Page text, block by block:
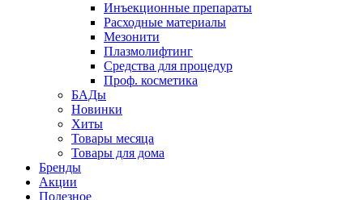
Инъекционные препараты
Расходные материалы
Мезонити
Плазмолифтинг
Средства для процедур
Проф. косметика
БАДы
Новинки
Хиты
Товары месяца
Товары для дома
Бренды
Акции
Полезное